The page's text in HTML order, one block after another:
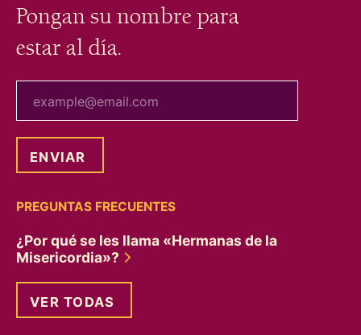
Pongan su nombre para
estar al día.
PREGUNTAS FRECUENTES
¿Por qué se les llama «Hermanas de la
Misericordia»?
VER TODAS